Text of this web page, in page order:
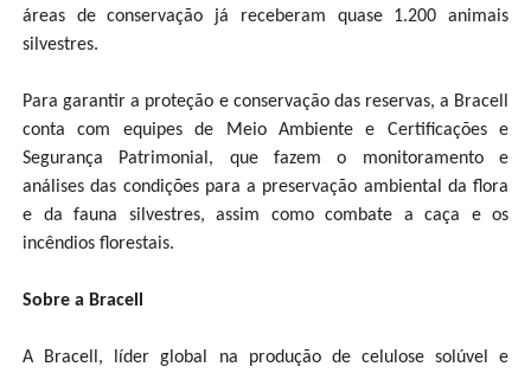
áreas de conservação já receberam quase 1.200 animais
silvestres.
Para garantir a proteção e conservação das reservas, a Bracell
conta com equipes de Meio Ambiente e Certificações e
Segurança Patrimonial, que fazem o monitoramento e
análises das condições para a preservação ambiental da flora
e da fauna silvestres, assim como combate a caça e os
incêndios florestais.
Sobre a Bracell
A Bracell, líder global na produção de celulose solúvel e